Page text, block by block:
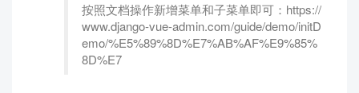
按照文档操作新增菜单和子菜单即可：https://
www.django-vue-admin.com/guide/demo/initD
emo/%E5%89%8D%E7%AB%AF%E9%85%
8D%E7